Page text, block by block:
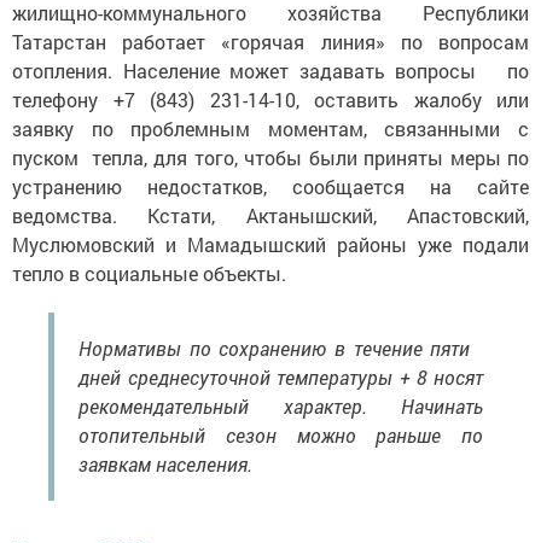
жилищно-коммунального хозяйства Республики
Татарстан работает «горячая линия» по вопросам
отопления. Население может задавать вопросы по
телефону +7 (843) 231-14-10, оставить жалобу или
заявку по проблемным моментам, связанными с
пуском тепла, для того, чтобы были приняты меры по
устранению недостатков, сообщается на сайте
ведомства. Кстати, Актанышский, Апастовский,
Муслюмовский и Мамадышский районы уже подали
тепло в социальные объекты.
Нормативы по cохранению в течение пяти
дней среднесуточной температуры + 8 носят
рекомендательный характер. Начинать
отопительный сезон можно раньше по
заявкам населения.